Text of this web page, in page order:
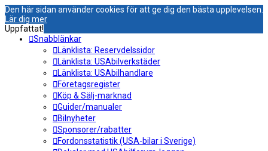
Den här sidan använder cookies för att ge dig den bästa upplevelsen.
Lär dig mer
Uppfattat!
Snabblänkar
Länklista: Reservdelssidor
Länklista: USAbilverkstäder
Länklista: USAbilhandlare
Företagsregister
Köp & Sälj-marknad
Guider/manualer
Bilnyheter
Sponsorer/rabatter
Fordonsstatistik (USA-bilar i Sverige)